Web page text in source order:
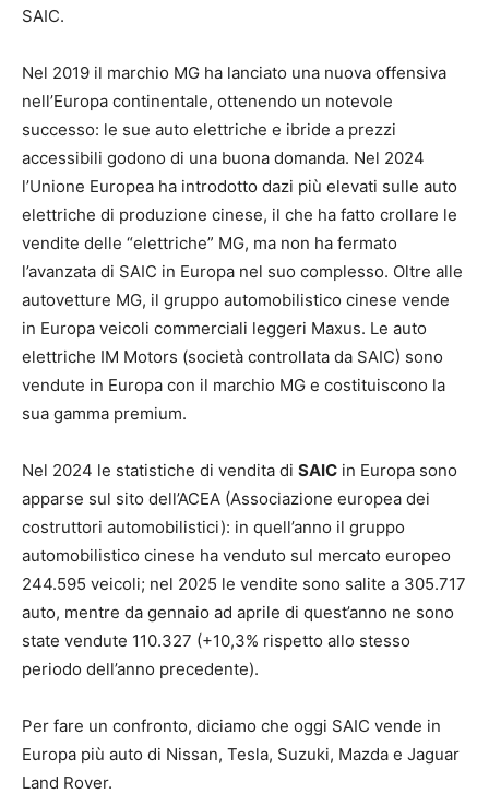
SAIC.
Nel 2019 il marchio MG ha lanciato una nuova offensiva
nell’Europa continentale, ottenendo un notevole
successo: le sue auto elettriche e ibride a prezzi
accessibili godono di una buona domanda. Nel 2024
l’Unione Europea ha introdotto dazi più elevati sulle auto
elettriche di produzione cinese, il che ha fatto crollare le
vendite delle “elettriche” MG, ma non ha fermato
l’avanzata di SAIC in Europa nel suo complesso. Oltre alle
autovetture MG, il gruppo automobilistico cinese vende
in Europa veicoli commerciali leggeri Maxus. Le auto
elettriche IM Motors (società controllata da SAIC) sono
vendute in Europa con il marchio MG e costituiscono la
sua gamma premium.
Nel 2024 le statistiche di vendita di SAIC in Europa sono
apparse sul sito dell’ACEA (Associazione europea dei
costruttori automobilistici): in quell’anno il gruppo
automobilistico cinese ha venduto sul mercato europeo
244.595 veicoli; nel 2025 le vendite sono salite a 305.717
auto, mentre da gennaio ad aprile di quest’anno ne sono
state vendute 110.327 (+10,3% rispetto allo stesso
periodo dell’anno precedente).
Per fare un confronto, diciamo che oggi SAIC vende in
Europa più auto di Nissan, Tesla, Suzuki, Mazda e Jaguar
Land Rover.